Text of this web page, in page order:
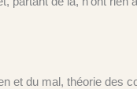
et du mal, théorie des